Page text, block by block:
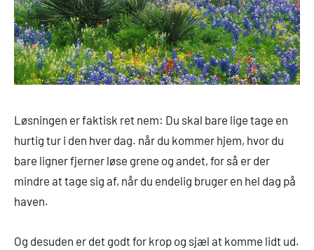
Løsningen er faktisk ret nem: Du skal bare lige tage en
hurtig tur i den hver dag. når du kommer hjem, hvor du
bare ligner fjerner løse grene og andet, for så er der
mindre at tage sig af, når du endelig bruger en hel dag på
haven.
Og desuden er det godt for krop og sjæl at komme lidt ud.